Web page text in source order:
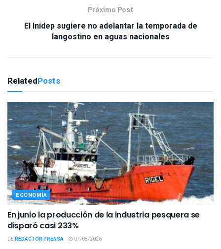
Próximo Post
El Inidep sugiere no adelantar la temporada de
langostino en aguas nacionales
RelatedPosts
ECONOMÍA
En junio la producción de la industria pesquera se
disparó casi 233%
DEREDACTOR PRENSA 07/08/2026